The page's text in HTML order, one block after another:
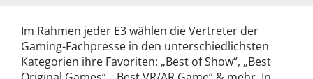
Im Rahmen jeder E3 wählen die Vertreter der
Gaming-Fachpresse in den unterschiedlichsten
Kategorien ihre Favoriten: „Best of Show“, „Best